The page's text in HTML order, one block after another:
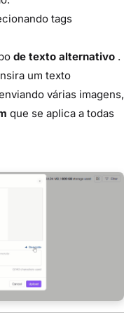
tags
de texto alternativo .
um texto
várias imagens,
que se aplica a todas